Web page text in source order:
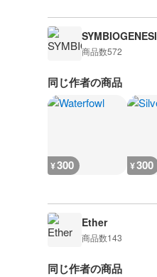
商品数572
同じ作者の商品
¥300 ¥300
Ether
商品数143
同じ作者の商品